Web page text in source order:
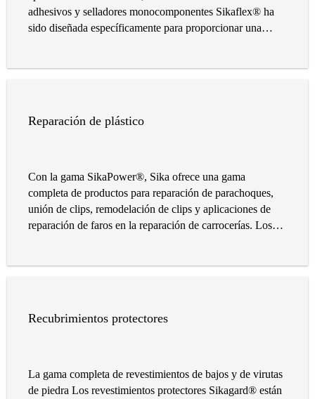
adhesivos y selladores monocomponentes Sikaflex® ha
sido diseñada específicamente para proporcionar una
Reparación de plástico
Con la gama SikaPower®, Sika ofrece una gama
completa de productos para reparación de parachoques,
unión de clips, remodelación de clips y aplicaciones de
reparación de faros en la reparación de carrocerías. Los
Recubrimientos protectores
La gama completa de revestimientos de bajos y de virutas
de piedra Los revestimientos protectores Sikagard® están